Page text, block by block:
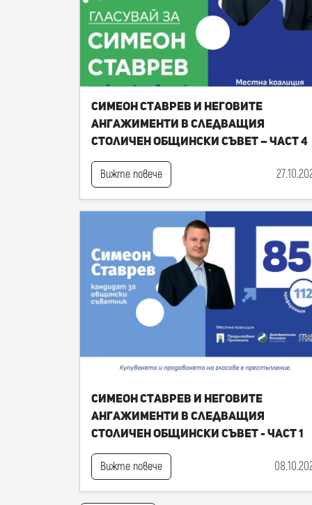
Симеон Ставрев и неговите
ангажименти в следващия
Столичен общински съвет – част 4
Вижте повече
Симеон Ставрев и неговите
ангажименти в следващия
Столичен общински съвет - част 1
Вижте повече